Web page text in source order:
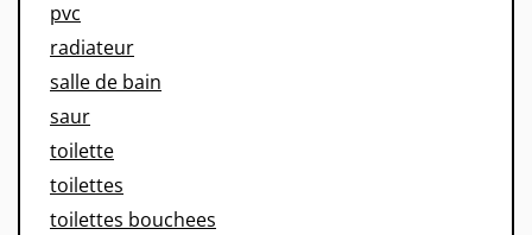
pvc
radiateur
salle de bain
saur
toilette
toilettes
toilettes bouchees